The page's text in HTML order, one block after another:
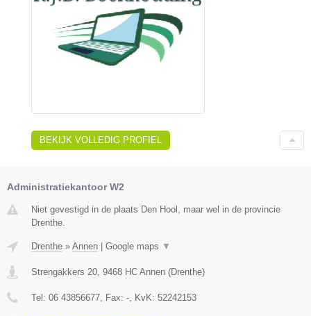
BEKIJK VOLLEDIG PROFIEL
Administratiekantoor W2
Niet gevestigd in de plaats Den Hool, maar wel in de provincie
Drenthe.
Drenthe » Annen Google maps ▼
Strengakkers 20, 9468 HC Annen (Drenthe)
Tel: 06 43856677, Fax: -, KvK: 52242153